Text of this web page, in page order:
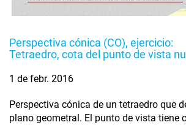
Perspectiva cónica (CO), ejercicio:
Tetraedro, cota del punto de vista
1 de febr. 2016
Perspectiva cónica de un tetraedro que
plano geometral. El punto de vista tiene